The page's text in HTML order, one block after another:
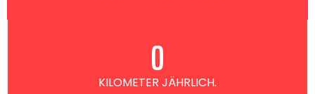
KILOMETER JÄHRLICH.
0